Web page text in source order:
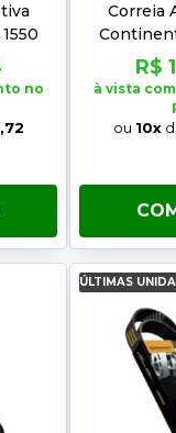
no
Correia
R$
à vista
ou 10x
ÚLTIMAS